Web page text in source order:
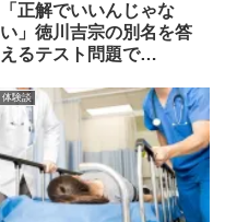
「正解でいいんじゃな
い」徳川吉宗の別名を答
えるテスト問題で…
体験談